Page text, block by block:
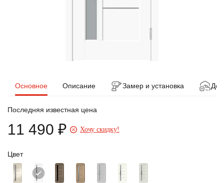
Основное Описание Замер и установка
Цвет
Последняя известная цена
11 490 ₽ Хочу скидку!